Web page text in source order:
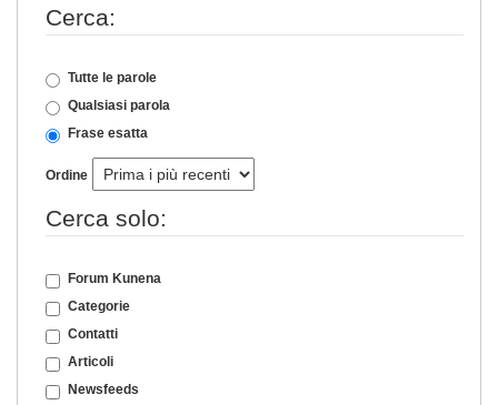
Cerca:
Tutte le parole
Qualsiasi parola
Frase esatta
Ordine
Cerca solo:
Forum Kunena
Categorie
Contatti
Articoli
Newsfeeds